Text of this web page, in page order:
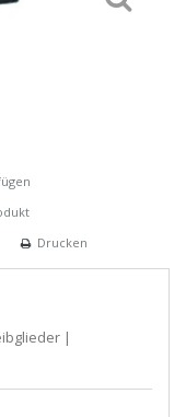
Drucken
|